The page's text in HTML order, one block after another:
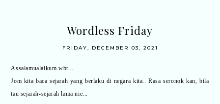
Wordless Friday
FRIDAY, DECEMBER 03, 2021
Assalamualaikum wbt...
Jom kita baca sejarah yang berlaku di negara kita.. Rasa seronok kan, bila
tau sejarah-sejarah lama nie...